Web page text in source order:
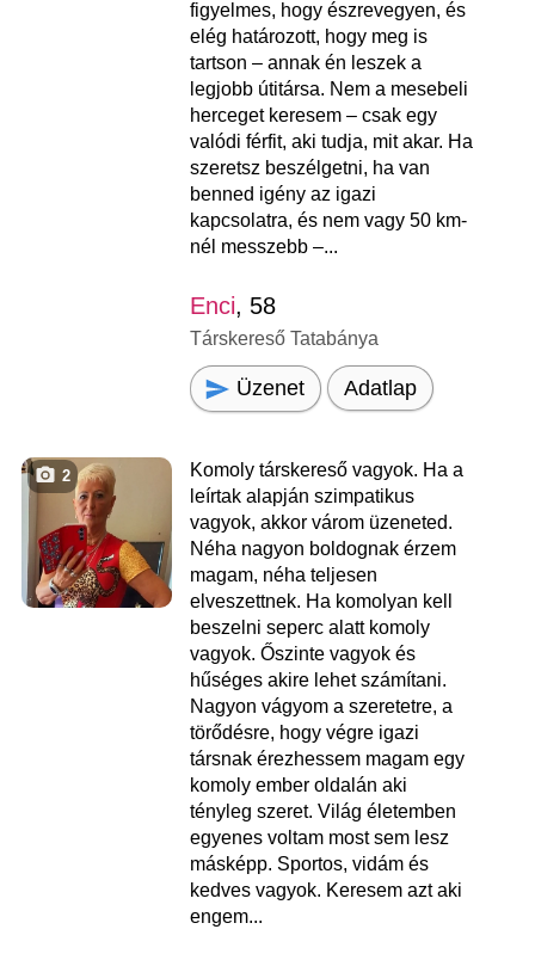
figyelmes, hogy észrevegyen, és
elég határozott, hogy meg is
tartson – annak én leszek a
legjobb útitársa. Nem a mesebeli
herceget keresem – csak egy
valódi férfit, aki tudja, mit akar. Ha
szeretsz beszélgetni, ha van
benned igény az igazi
kapcsolatra, és nem vagy 50 km-
nél messzebb –...
Enci, 58
Társkereső Tatabánya
Üzenet Adatlap
2
Komoly társkereső vagyok. Ha a
leírtak alapján szimpatikus
vagyok, akkor várom üzeneted.
Néha nagyon boldognak érzem
magam, néha teljesen
elveszettnek. Ha komolyan kell
beszelni seperc alatt komoly
vagyok. Őszinte vagyok és
hűséges akire lehet számítani.
Nagyon vágyom a szeretetre, a
törődésre, hogy végre igazi
társnak érezhessem magam egy
komoly ember oldalán aki
tényleg szeret. Világ életemben
egyenes voltam most sem lesz
másképp. Sportos, vidám és
kedves vagyok. Keresem azt aki
engem...